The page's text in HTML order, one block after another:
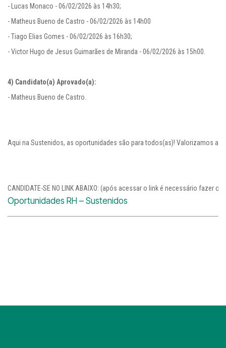
- Lucas Monaco - 06/02/2026 às 14h30;
- Matheus Bueno de Castro - 06/02/2026 às 14h00
- Tiago Elias Gomes - 06/02/2026 às 16h30;
- Victor Hugo de Jesus Guimarães de Miranda - 06/02/2026 às 15h00.
4) Candidato(a) Aprovado(a):
- Matheus Bueno de Castro.
Aqui na Sustenidos, as oportunidades são para todos(as)! Valorizamos
CANDIDATE-SE NO LINK ABAIXO: (após acessar o link é necessário fazer o
Oportunidades RH – Sustenidos